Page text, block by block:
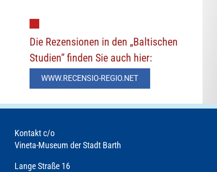
Die Rezensionen in den „Baltischen
Studien“ finden Sie auch hier:
WWW.RECENSIO-REGIO.NET
Kontakt c/o
Vineta-Museum der Stadt Barth
Lange Straße 16